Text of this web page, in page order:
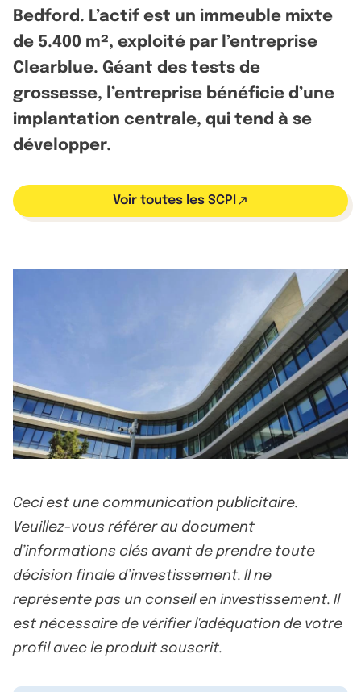
Bedford. L’actif est un immeuble mixte
de 5.400 m², exploité par l’entreprise
Clearblue. Géant des tests de
grossesse, l’entreprise bénéficie d’une
implantation centrale, qui tend à se
développer.
Voir toutes les SCPI
Ceci est une communication publicitaire.
Veuillez-vous référer au document
d’informations clés avant de prendre toute
décision finale d’investissement. Il ne
représente pas un conseil en investissement. Il
est nécessaire de vérifier l'adéquation de votre
profil avec le produit souscrit.